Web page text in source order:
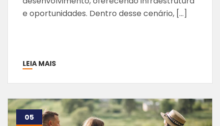
e oportunidades. Dentro desse cenário, […]
LEIA MAIS
05